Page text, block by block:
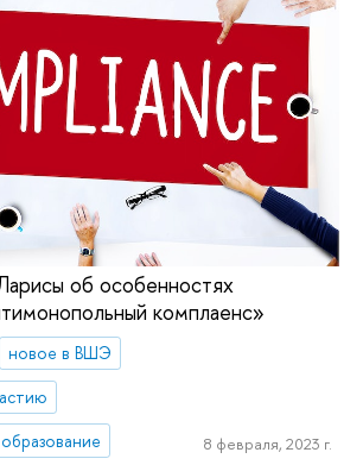
об особенностях
комплаенс»
новое в ВШЭ
8 февраля, 2023 г.